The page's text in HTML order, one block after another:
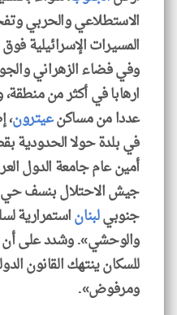
الاستطلاعي والحربي
المسيرات الإسرائيلية فوق
وفي فضاء الزهراني
ارهابا في أكثر من
عددا من مساكنعيترون،
في بلدة حولا الحدودية
أمين عام جامعة الدول
جيش الاحتلال بنسف
جنوبيلبناناستمرارية
والوحشي». وشدد على أن
للسكان ينتهك القانون
ومرفوض».